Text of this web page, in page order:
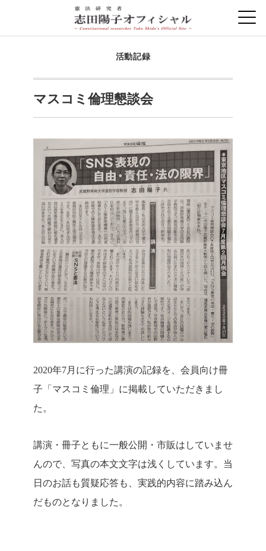
活動記録
マスコミ倫理懇談会
2020年7月に行った講演の記録を、会員向け冊
子「マスコミ倫理」に掲載していただきまし
た。
講演・冊子ともに一般公開・市販はしていませ
んので、写真の本文文字は浅くしています。当
日のお話も質疑応答も、実践的内容に踏み込ん
だものとなりました。